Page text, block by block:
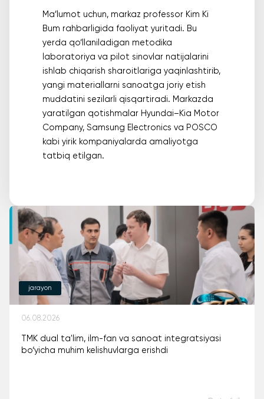
Ma’lumot uchun, markaz professor Kim Ki
Bum rahbarligida faoliyat yuritadi. Bu
yerda qo‘llaniladigan metodika
laboratoriya va pilot sinovlar natijalarini
ishlab chiqarish sharoitlariga yaqinlashtirib,
yangi materiallarni sanoatga joriy etish
muddatini sezilarli qisqartiradi. Markazda
yaratilgan qotishmalar Hyundai–Kia Motor
Company, Samsung Electronics va POSCO
kabi yirik kompaniyalarda amaliyotga
tatbiq etilgan.
jarayon
06.08.2026
TMK dual ta'lim, ilm-fan va sanoat integratsiyasi
bo‘yicha muhim kelishuvlarga erishdi